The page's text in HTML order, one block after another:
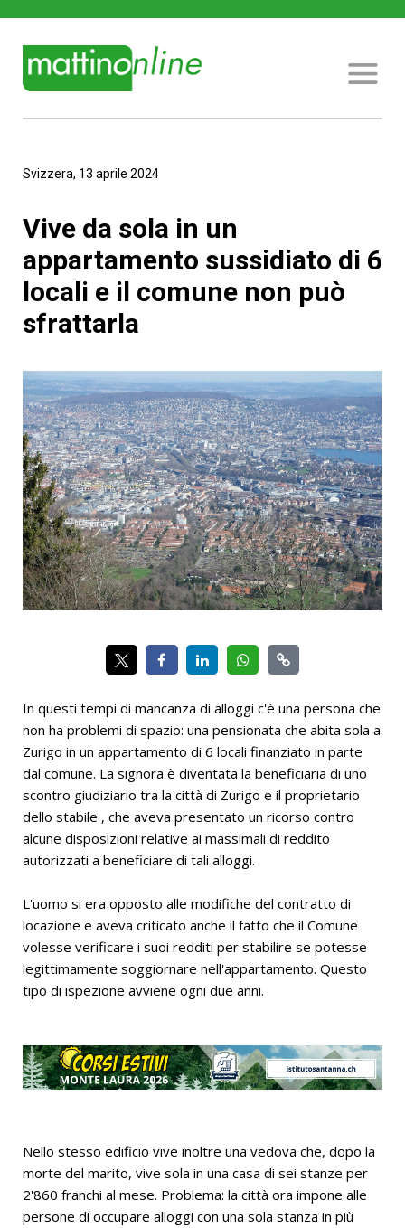
Svizzera, 13 aprile 2024
Vive da sola in un
appartamento sussidiato di 6
locali e il comune non può
sfrattarla
In questi tempi di mancanza di alloggi c'è una persona che
non ha problemi di spazio: una pensionata che abita sola a
Zurigo in un appartamento di 6 locali finanziato in parte
dal comune. La signora è diventata la beneficiaria di uno
scontro giudiziario tra la città di Zurigo e il proprietario
dello stabile , che aveva presentato un ricorso contro
alcune disposizioni relative ai massimali di reddito
autorizzati a beneficiare di tali alloggi.
L'uomo si era opposto alle modifiche del contratto di
locazione e aveva criticato anche il fatto che il Comune
volesse verificare i suoi redditi per stabilire se potesse
legittimamente soggiornare nell'appartamento. Questo
tipo di ispezione avviene ogni due anni.
Nello stesso edificio vive inoltre una vedova che, dopo la
morte del marito, vive sola in una casa di sei stanze per
2'860 franchi al mese. Problema: la città ora impone alle
persone di occupare alloggi con una sola stanza in più